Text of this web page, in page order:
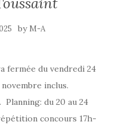
by M-A
fermée du vendredi 24
inclus.
du 20 au 24
concours 17h-